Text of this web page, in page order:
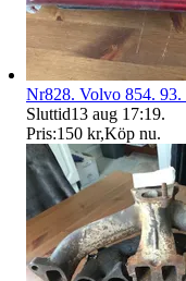
Nr828. Volvo 854. 93.
Sluttid13 aug 17:19.
Pris:150 kr,Köp nu.